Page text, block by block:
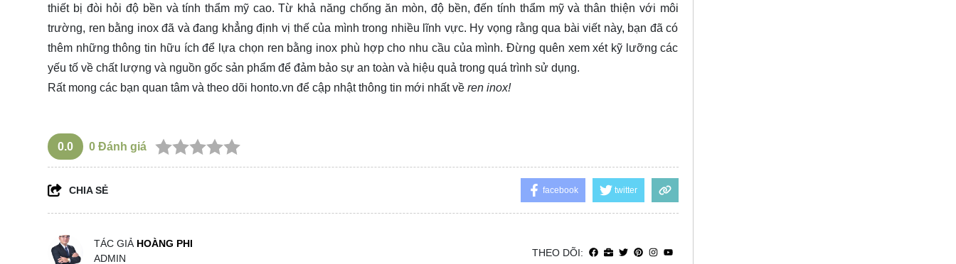
thiết bị đòi hỏi độ bền và tính thẩm mỹ cao. Từ khả năng chống ăn mòn, độ bền, đến tính thẩm mỹ và thân thiện với môi
trường, ren bằng inox đã và đang khẳng định vị thế của mình trong nhiều lĩnh vực. Hy vọng rằng qua bài viết này, bạn đã có
thêm những thông tin hữu ích để lựa chọn ren bằng inox phù hợp cho nhu cầu của mình. Đừng quên xem xét kỹ lưỡng các
yếu tố về chất lượng và nguồn gốc sản phẩm để đảm bảo sự an toàn và hiệu quả trong quá trình sử dụng.
Rất mong các bạn quan tâm và theo dõi honto.vn để cập nhật thông tin mới nhất về ren inox!
0.0 0 Đánh giá
CHIA SẺ facebook twitter
TÁC GIẢ HOÀNG PHI
ADMIN
THEO DÕI: